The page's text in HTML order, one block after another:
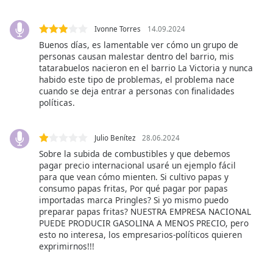
dialog
window.
Background
Ivonne Torres 14.09.2024
Buenos días, es lamentable ver cómo un grupo de
personas causan malestar dentro del barrio, mis
tatarabuelos nacieron en el barrio La Victoria y nunca
habido este tipo de problemas, el problema nace
cuando se deja entrar a personas con finalidades
políticas.
Julio Benítez 28.06.2024
Sobre la subida de combustibles y que debemos
pagar precio internacional usaré un ejemplo fácil
para que vean cómo mienten. Si cultivo papas y
consumo papas fritas, Por qué pagar por papas
importadas marca Pringles? Si yo mismo puedo
preparar papas fritas? NUESTRA EMPRESA NACIONAL
PUEDE PRODUCIR GASOLINA A MENOS PRECIO, pero
esto no interesa, los empresarios-políticos quieren
exprimirnos!!!